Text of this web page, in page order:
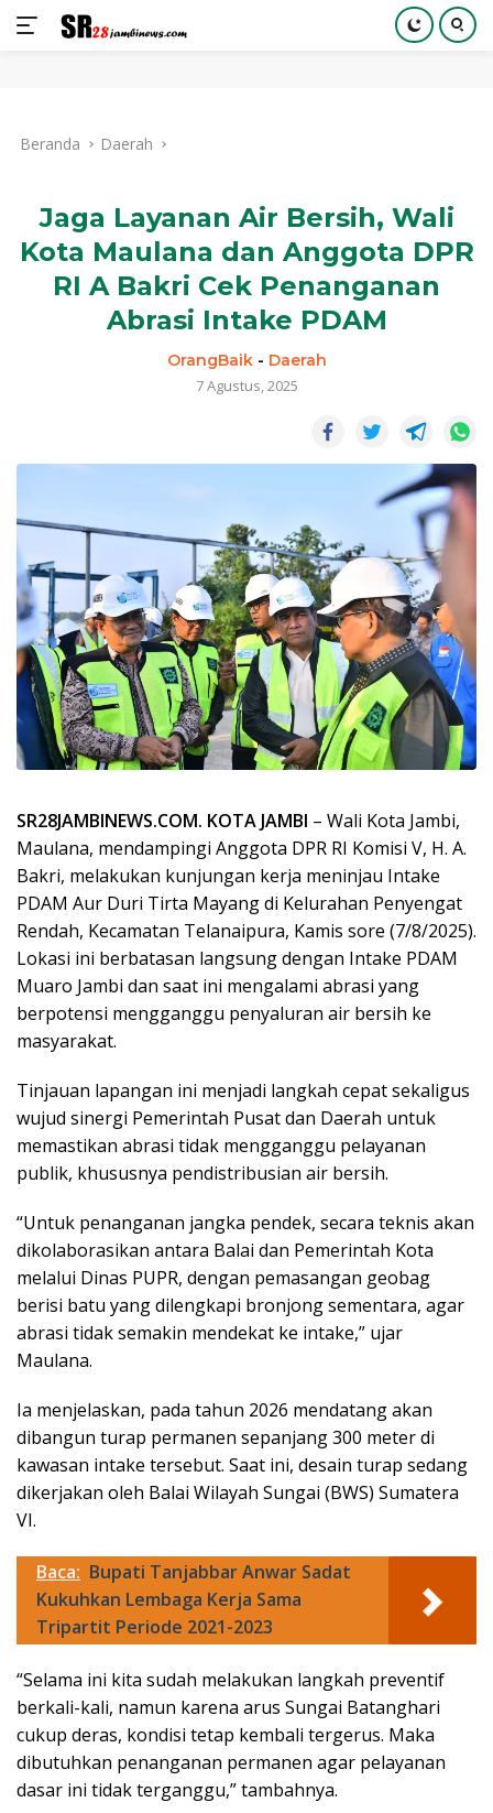
kontenBeranda Daerah
Jaga Layanan Air Bersih, Wali
Kota Maulana dan Anggota DPR
RI A Bakri Cek Penanganan
Abrasi Intake PDAM
OrangBaik- Daerah
7 Agustus, 2025
SR28JAMBINEWS.COM. KOTA JAMBI – Wali Kota Jambi,
Maulana, mendampingi Anggota DPR RI Komisi V, H. A.
Bakri, melakukan kunjungan kerja meninjau Intake
PDAM Aur Duri Tirta Mayang di Kelurahan Penyengat
Rendah, Kecamatan Telanaipura, Kamis sore (7/8/2025).
Lokasi ini berbatasan langsung dengan Intake PDAM
Muaro Jambi dan saat ini mengalami abrasi yang
berpotensi mengganggu penyaluran air bersih ke
masyarakat.
Tinjauan lapangan ini menjadi langkah cepat sekaligus
wujud sinergi Pemerintah Pusat dan Daerah untuk
memastikan abrasi tidak mengganggu pelayanan
publik, khususnya pendistribusian air bersih.
“Untuk penanganan jangka pendek, secara teknis akan
dikolaborasikan antara Balai dan Pemerintah Kota
melalui Dinas PUPR, dengan pemasangan geobag
berisi batu yang dilengkapi bronjong sementara, agar
abrasi tidak semakin mendekat ke intake,” ujar
Maulana.
Ia menjelaskan, pada tahun 2026 mendatang akan
dibangun turap permanen sepanjang 300 meter di
kawasan intake tersebut. Saat ini, desain turap sedang
dikerjakan oleh Balai Wilayah Sungai (BWS) Sumatera
VI.
Baca: Bupati Tanjabbar Anwar Sadat
Kukuhkan Lembaga Kerja Sama
Tripartit Periode 2021-2023
“Selama ini kita sudah melakukan langkah preventif
berkali-kali, namun karena arus Sungai Batanghari
cukup deras, kondisi tetap kembali tergerus. Maka
dibutuhkan penanganan permanen agar pelayanan
dasar ini tidak terganggu,” tambahnya.